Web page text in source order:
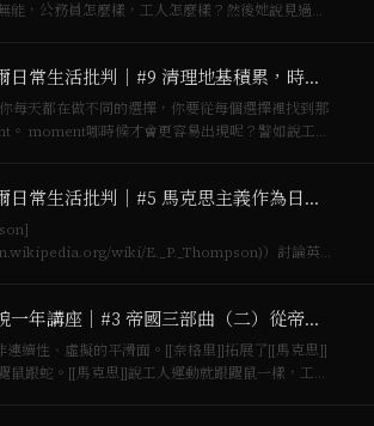
能，公務員怎麼樣，工人怎麼樣？然後她說見過對
她一方面教我們人生的…
列斐伏爾日常生活批判｜#9 清理地基積累，時刻與技術宰制的日常生活
每天都在做不同的選擇，你要從每個選擇裡找到那
譬如說工人
你就會…
列斐夫爾日常生活批判｜#5 馬克思主義作為日常生活的批判知識
wiki/E._P._Thompson)）討論英國
抱怨你的老…
諸眾之貌一年講座｜#3 帝國三部曲（二）從帝國主義到帝國
連續性、虛擬的平滑面。[[奈格里]]拓展了[[馬克思]]
鼠跟蛇。[[馬克思]]說工人運動就跟鼴鼠一樣，工人